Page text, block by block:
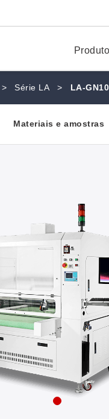
> Série LA > LA-
Materiais e amostras